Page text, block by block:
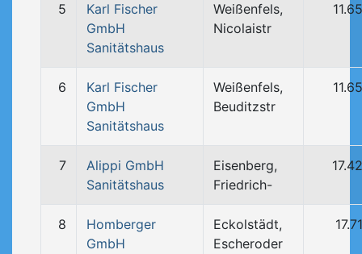
5
Karl Fischer
GmbH
Sanitätshaus
Weißenfels,
Nicolaistr
6
Karl Fischer
GmbH
Sanitätshaus
Weißenfels,
Beuditzstr
7
Alippi GmbH
Sanitätshaus
Eisenberg,
Friedrich-
8
Homberger
GmbH
Eckolstädt,
Escheroder